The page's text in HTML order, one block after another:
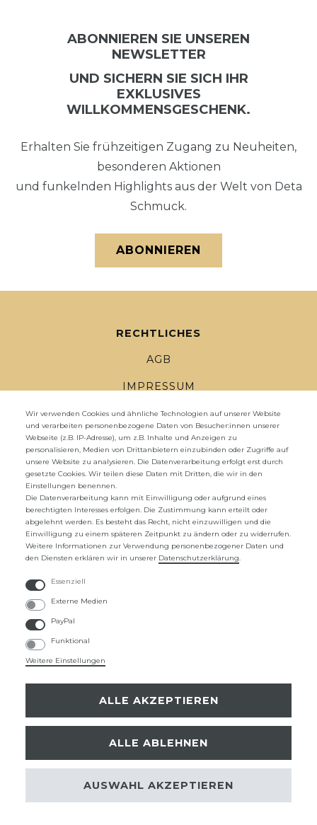
ABONNIEREN SIE UNSEREN
NEWSLETTER
UND SICHERN SIE SICH IHR
EXKLUSIVES
WILLKOMMENSGESCHENK.
Erhalten Sie frühzeitigen Zugang zu Neuheiten,
besonderen Aktionen
und funkelnden Highlights aus der Welt von Deta
Schmuck.
ABONNIEREN
RECHTLICHES
AGB
IMPRESSUM
DATENSCHUTZ
WIDERRUFSRECHT
WIDERRUFS­FORMULAR
ZAHLUNG UND VERSAND
UNTERNEHMEN
ÜBER UNS
SICHER EINKAUFEN
© Copyright 2026 Deta Schmuck bydigi-lime| Alle Rechte vorbehalten.
Wir verwenden Cookies und ähnliche Technologien auf unserer Website
und verarbeiten personenbezogene Daten von Besucher:innen unserer
Webseite (z.B. IP-Adresse), um z.B. Inhalte und Anzeigen zu
personalisieren, Medien von Drittanbietern einzubinden oder Zugriffe auf
unsere Website zu analysieren. Die Datenverarbeitung erfolgt erst durch
gesetzte Cookies. Wir teilen diese Daten mit Dritten, die wir in den
Einstellungen benennen.
Die Datenverarbeitung kann mit Einwilligung oder aufgrund eines
berechtigten Interesses erfolgen. Die Zustimmung kann erteilt oder
abgelehnt werden. Es besteht das Recht, nicht einzuwilligen und die
Einwilligung zu einem späteren Zeitpunkt zu ändern oder zu widerrufen.
Weitere Informationen zur Verwendung personenbezogener Daten und
den Diensten erklären wir in unserer Daten­schutz­erklärung.
Essenziell
Externe Medien
PayPal
Funktional
Weitere Einstellungen
ALLE AKZEPTIEREN
ALLE ABLEHNEN
AUSWAHL AKZEPTIEREN